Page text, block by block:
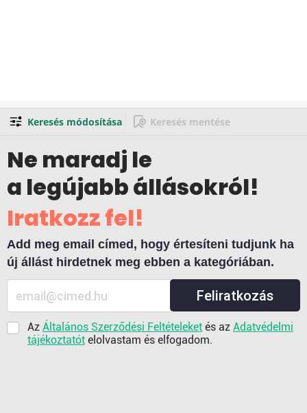
Keresés módosítása Keresés mentése
Ne maradj le
a legújabb állásokról!
Iratkozz fel!
Add meg email címed, hogy értesíteni tudjunk ha
új állást hirdetnek meg ebben a kategóriában.
Feliratkozás
Az Általános Szerződési Feltételeket és az Adatvédelmi
tájékoztatót elolvastam és elfogadom.